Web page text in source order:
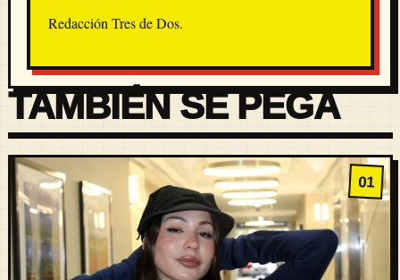
Redacción Tres de Dos.
TAMBIÉN SE PEGA
01